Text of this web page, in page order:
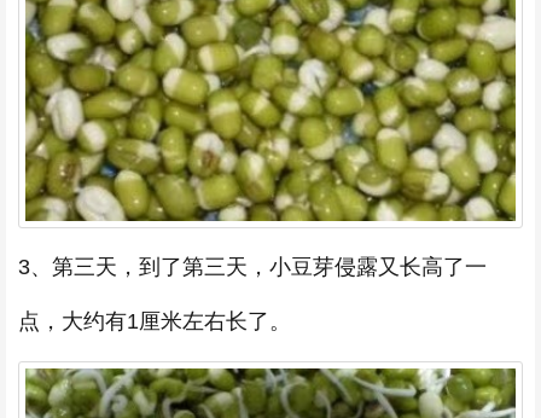
3、第三天，到了第三天，小豆芽侵露又长高了一
点，大约有1厘米左右长了。